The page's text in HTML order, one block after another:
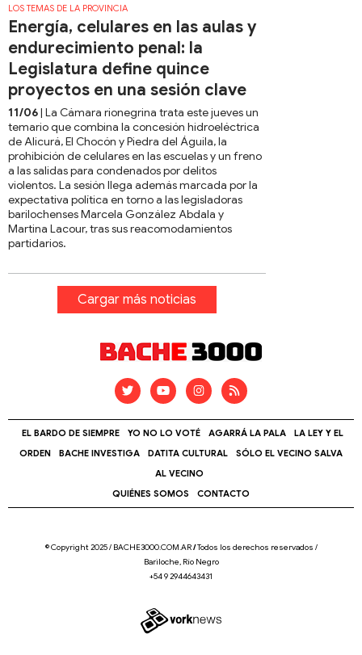
LOS TEMAS DE LA PROVINCIA
Energía, celulares en las aulas y
endurecimiento penal: la
Legislatura define quince
proyectos en una sesión clave
11/06| La Cámara rionegrina trata este jueves un
temario que combina la concesión hidroeléctrica
de Alicurá, El Chocón y Piedra del Águila, la
prohibición de celulares en las escuelas y un freno
a las salidas para condenados por delitos
violentos. La sesión llega además marcada por la
expectativa política en torno a las legisladoras
barilochenses Marcela González Abdala y
Martina Lacour, tras sus reacomodamientos
partidarios.
Cargar más noticias
EL BARDO DE SIEMPRE YO NO LO VOTÉ AGARRÁ LA PALA
LA LEY Y EL
ORDEN
BACHE INVESTIGA DATITA CULTURAL
SÓLO EL VECINO SALVA
AL VECINO
QUIÉNES SOMOS
CONTACTO
© Copyright 2025 / BACHE3000.COM.AR/Todos los derechos reservados /
Bariloche, Río Negro
+54 9 2944643431